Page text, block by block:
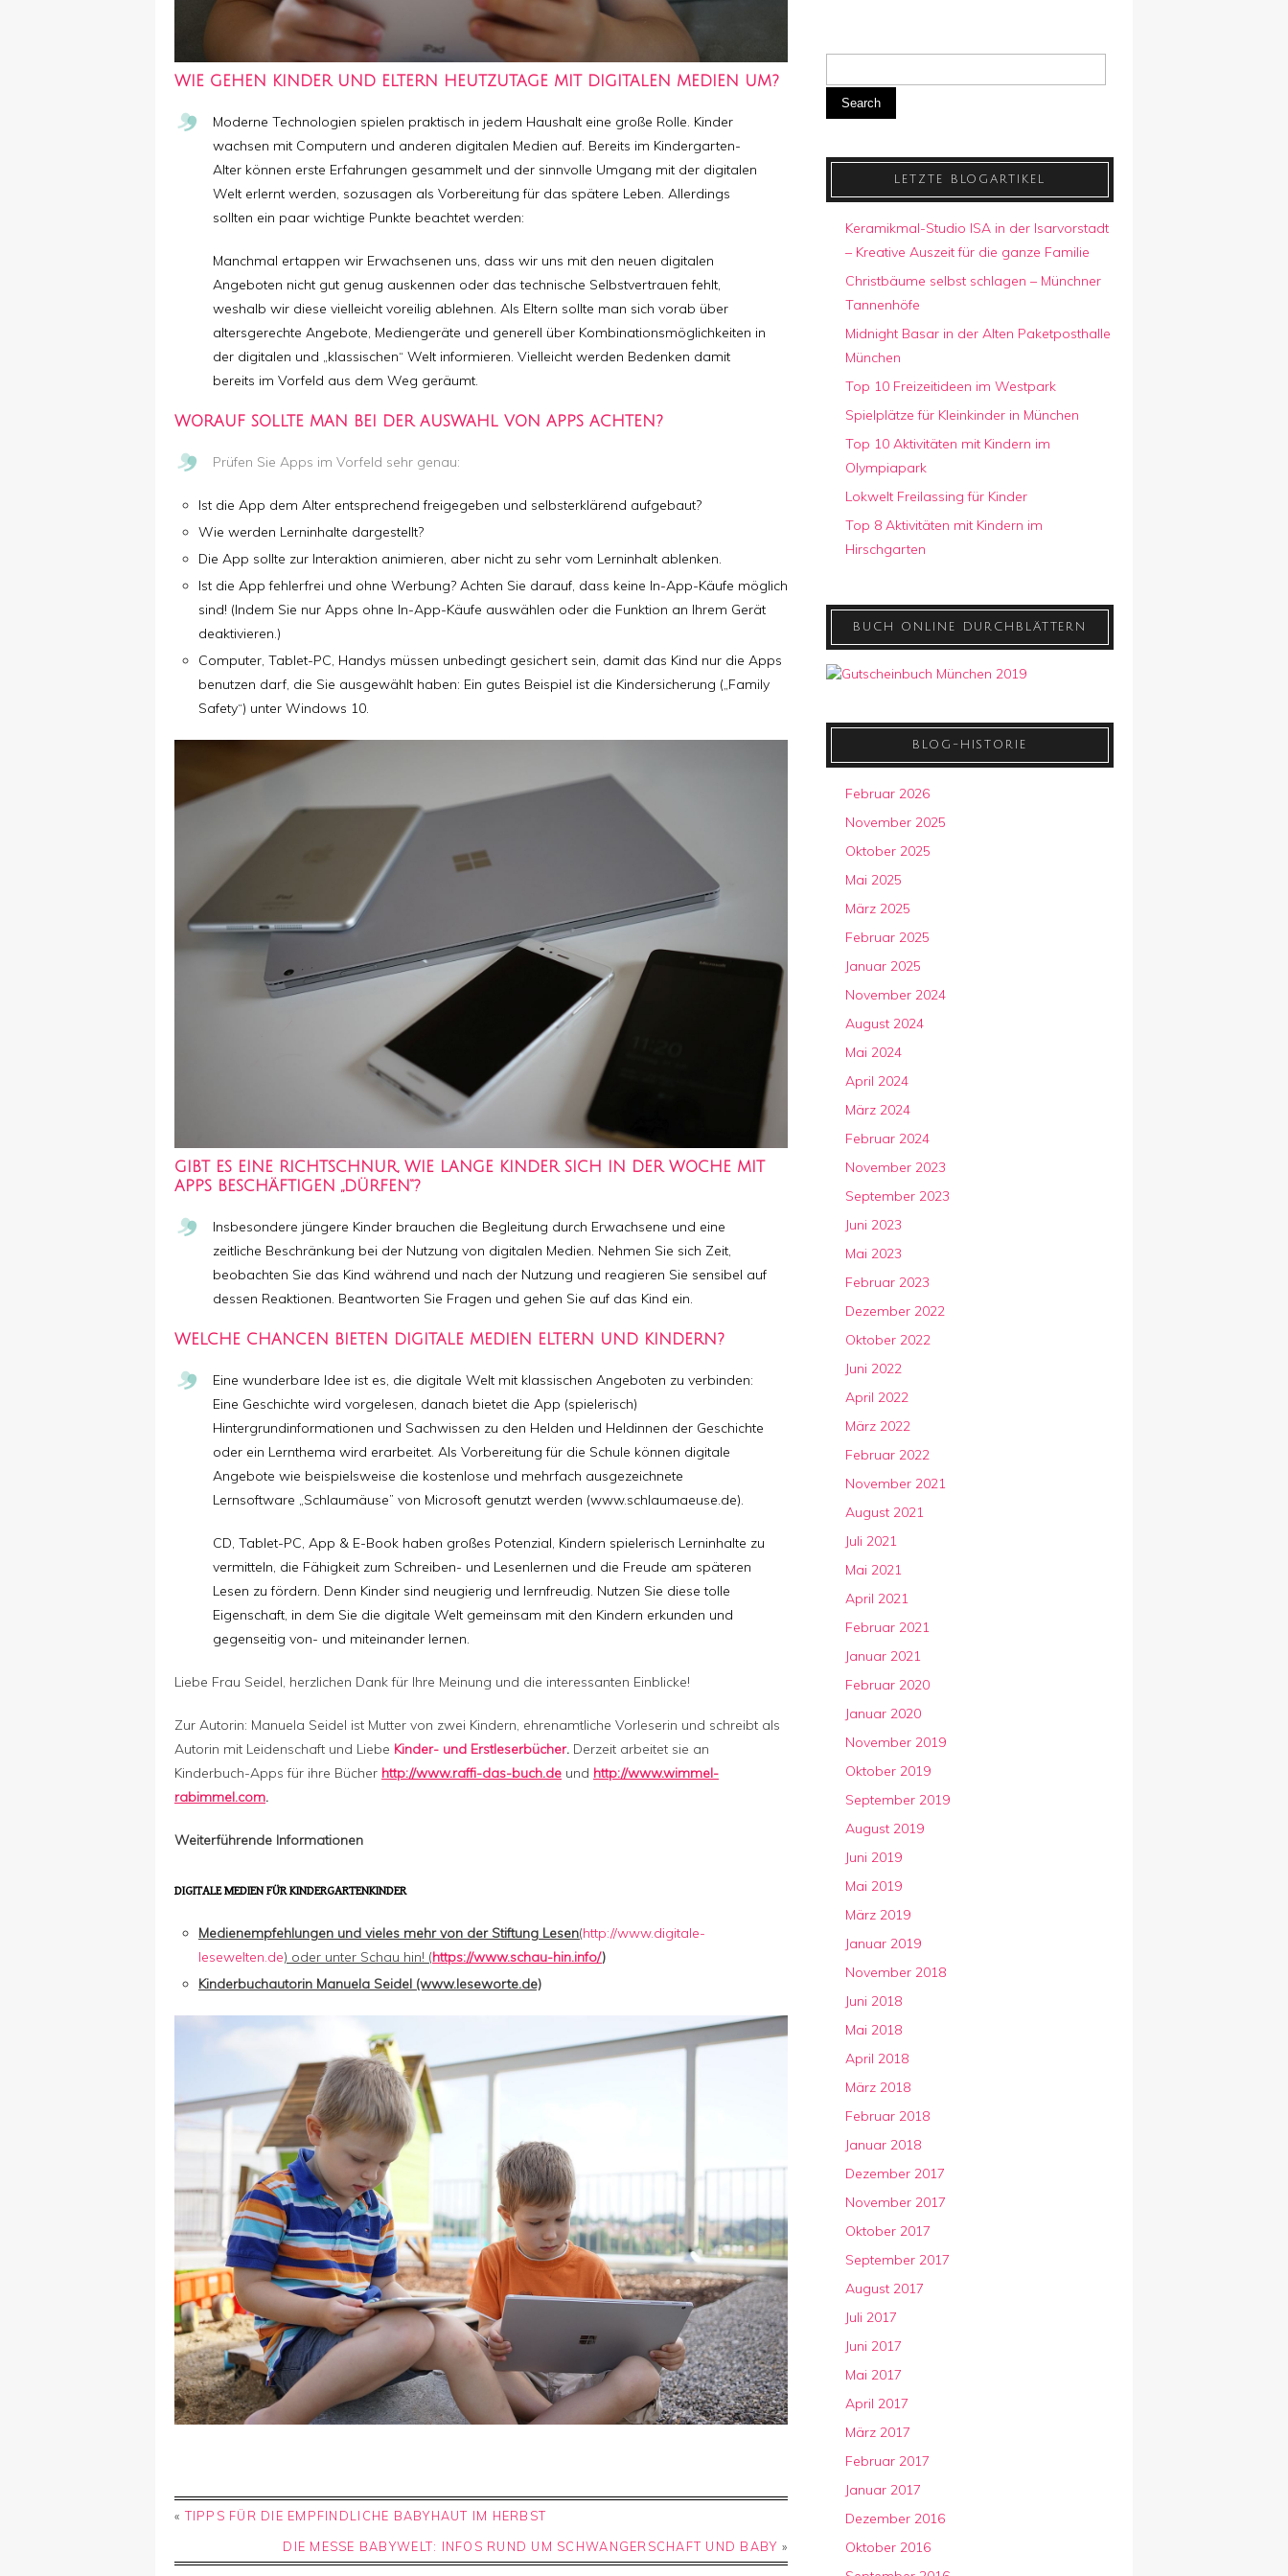
WIE GEHEN KINDER UND ELTERN HEUTZUTAGE MIT DIGITALEN MEDIEN UM?
Moderne Technologien spielen praktisch in jedem Haushalt eine große Rolle. Kinder
wachsen mit Computern und anderen digitalen Medien auf. Bereits im Kindergarten-
Alter können erste Erfahrungen gesammelt und der sinnvolle Umgang mit der digitalen
Welt erlernt werden, sozusagen als Vorbereitung für das spätere Leben. Allerdings
sollten ein paar wichtige Punkte beachtet werden:
Manchmal ertappen wir Erwachsenen uns, dass wir uns mit den neuen digitalen
Angeboten nicht gut genug auskennen oder das technische Selbstvertrauen fehlt,
weshalb wir diese vielleicht voreilig ablehnen. Als Eltern sollte man sich vorab über
altersgerechte Angebote, Mediengeräte und generell über Kombinationsmöglichkeiten in
der digitalen und „klassischen“ Welt informieren. Vielleicht werden Bedenken damit
bereits im Vorfeld aus dem Weg geräumt.
WORAUF SOLLTE MAN BEI DER AUSWAHL VON APPS ACHTEN?
Prüfen Sie Apps im Vorfeld sehr genau:
Ist die App dem Alter entsprechend freigegeben und selbsterklärend aufgebaut?
Wie werden Lerninhalte dargestellt?
Die App sollte zur Interaktion animieren, aber nicht zu sehr vom Lerninhalt ablenken.
Ist die App fehlerfrei und ohne Werbung? Achten Sie darauf, dass keine In-App-Käufe möglich
sind! (Indem Sie nur Apps ohne In-App-Käufe auswählen oder die Funktion an Ihrem Gerät
deaktivieren.)
Computer, Tablet-PC, Handys müssen unbedingt gesichert sein, damit das Kind nur die Apps
benutzen darf, die Sie ausgewählt haben: Ein gutes Beispiel ist die Kindersicherung („Family
Safety“) unter Windows 10.
GIBT ES EINE RICHTSCHNUR, WIE LANGE KINDER SICH IN DER WOCHE MIT
APPS BESCHÄFTIGEN „DÜRFEN“?
Insbesondere jüngere Kinder brauchen die Begleitung durch Erwachsene und eine
zeitliche Beschränkung bei der Nutzung von digitalen Medien. Nehmen Sie sich Zeit,
beobachten Sie das Kind während und nach der Nutzung und reagieren Sie sensibel auf
dessen Reaktionen. Beantworten Sie Fragen und gehen Sie auf das Kind ein.
WELCHE CHANCEN BIETEN DIGITALE MEDIEN ELTERN UND KINDERN?
Eine wunderbare Idee ist es, die digitale Welt mit klassischen Angeboten zu verbinden:
Eine Geschichte wird vorgelesen, danach bietet die App (spielerisch)
Hintergrundinformationen und Sachwissen zu den Helden und Heldinnen der Geschichte
oder ein Lernthema wird erarbeitet. Als Vorbereitung für die Schule können digitale
Angebote wie beispielsweise die kostenlose und mehrfach ausgezeichnete
Lernsoftware „Schlaumäuse” von Microsoft genutzt werden (www.schlaumaeuse.de).
CD, Tablet-PC, App & E-Book haben großes Potenzial, Kindern spielerisch Lerninhalte zu
vermitteln, die Fähigkeit zum Schreiben- und Lesenlernen und die Freude am späteren
Lesen zu fördern. Denn Kinder sind neugierig und lernfreudig. Nutzen Sie diese tolle
Eigenschaft, in dem Sie die digitale Welt gemeinsam mit den Kindern erkunden und
gegenseitig von- und miteinander lernen.
Liebe Frau Seidel, herzlichen Dank für Ihre Meinung und die interessanten Einblicke!
Zur Autorin: Manuela Seidel ist Mutter von zwei Kindern, ehrenamtliche Vorleserin und schreibt als
Autorin mit Leidenschaft und Liebe Kinder- und Erstleserbücher. Derzeit arbeitet sie an
Kinderbuch-Apps für ihre Bücher http://www.raffi-das-buch.de und http://www.wimmel-
rabimmel.com.
Weiterführende Informationen
DIGITALE MEDIEN FÜR KINDERGARTENKINDER
Medienempfehlungen und vieles mehr von der Stiftung Lesen(http://www.digitale-
lesewelten.de) oder unter Schau hin! (https://www.schau-hin.info/)
Kinderbuchautorin Manuela Seidel (www.leseworte.de)
« TIPPS FÜR DIE EMPFINDLICHE BABYHAUT IM HERBST
DIE MESSE BABYWELT: INFOS RUND UM SCHWANGERSCHAFT UND BABY »
Search
LETZTE BLOGARTIKEL
Keramikmal-Studio ISA in der Isarvorstadt
– Kreative Auszeit für die ganze Familie
Christbäume selbst schlagen – Münchner
Tannenhöfe
Midnight Basar in der Alten Paketposthalle
München
Top 10 Freizeitideen im Westpark
Spielplätze für Kleinkinder in München
Top 10 Aktivitäten mit Kindern im
Olympiapark
Lokwelt Freilassing für Kinder
Top 8 Aktivitäten mit Kindern im
Hirschgarten
BUCH ONLINE DURCHBLÄTTERN
BLOG-HISTORIE
Februar 2026
November 2025
Oktober 2025
Mai 2025
März 2025
Februar 2025
Januar 2025
November 2024
August 2024
Mai 2024
April 2024
März 2024
Februar 2024
November 2023
September 2023
Juni 2023
Mai 2023
Februar 2023
Dezember 2022
Oktober 2022
Juni 2022
April 2022
März 2022
Februar 2022
November 2021
August 2021
Juli 2021
Mai 2021
April 2021
Februar 2021
Januar 2021
Februar 2020
Januar 2020
November 2019
Oktober 2019
September 2019
August 2019
Juni 2019
Mai 2019
März 2019
Januar 2019
November 2018
Juni 2018
Mai 2018
April 2018
März 2018
Februar 2018
Januar 2018
Dezember 2017
November 2017
Oktober 2017
September 2017
August 2017
Juli 2017
Juni 2017
Mai 2017
April 2017
März 2017
Februar 2017
Januar 2017
Dezember 2016
Oktober 2016